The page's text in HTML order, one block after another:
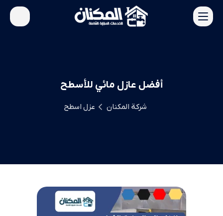
أفضل عازل مائي للأسطح
شركة المكنان عزل اسطح